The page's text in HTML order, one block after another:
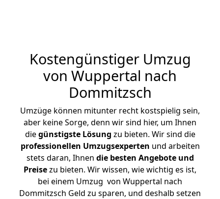
Kostengünstiger Umzug
von Wuppertal nach
Dommitzsch
Umzüge können mitunter recht kostspielig sein,
aber keine Sorge, denn wir sind hier, um Ihnen
diegünstigste Lösung zu bieten. Wir sind die
professionellen Umzugsexperten und arbeiten
stets daran, Ihnen die besten Angebote und
Preisezu bieten. Wir wissen, wie wichtig es ist,
bei einem Umzug von Wuppertal nach
Dommitzsch Geld zu sparen, und deshalb setzen